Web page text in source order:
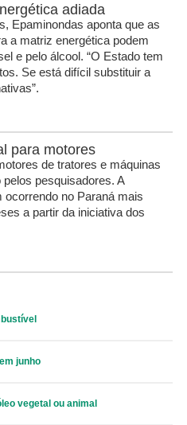
adiada
Epaminondas aponta que as
a matriz energética podem
e pelo álcool. “O Estado tem
Se está difícil substituir a
para motores
de tratores e máquinas
pesquisadores. A
ocorrendo no Paraná mais
a partir da iniciativa dos
junho
vegetal ou animal